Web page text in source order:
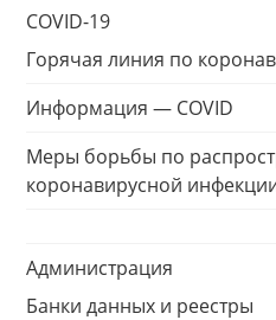
COVID-19
Горячая линия по
Информация — COVID
Меры борьбы по
коронавирусной
Администрация
Банки данных и реестры